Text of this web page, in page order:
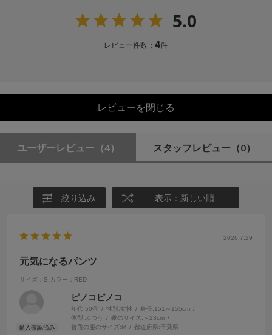
5.0
レビュー件数：4件
レビューを閉じる
ユーザーレビュー （4） スタッフレビュー （0）
絞り込み 表示：新しい順
2026.7.29
元気になるパンツ
サイズ：S カラー：RED
ピノコピノコ
年代:50代 性別:女性 身長:151～155cm
体型: ふつう 靴のサイズ: ～23cm
普段の服のサイズ:M 都道府県:千葉県